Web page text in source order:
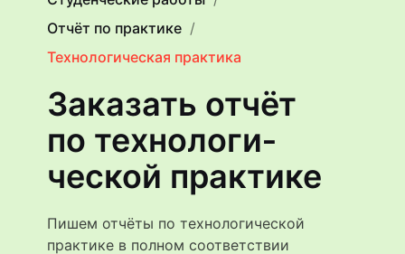
Отчёт по практике
Технологическая практика
Заказать отчёт
по технологи­
ческой практике
Пишем отчёты по технологической
практике в полном соответствии